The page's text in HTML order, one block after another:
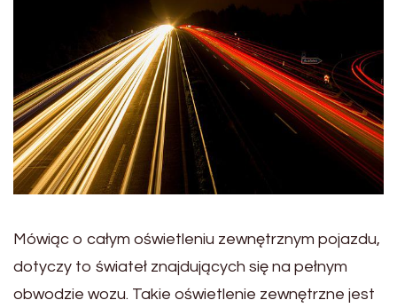
Mówiąc o całym oświetleniu zewnętrznym pojazdu,
dotyczy to świateł znajdujących się na pełnym
obwodzie wozu. Takie oświetlenie zewnętrzne jest